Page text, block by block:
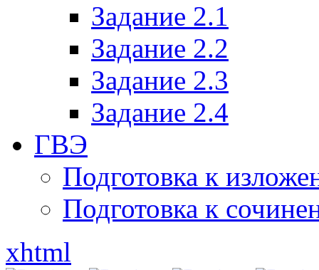
Задание 2.1
Задание 2.2
Задание 2.3
Задание 2.4
ГВЭ
Подготовка к
Подготовка к
xhtml